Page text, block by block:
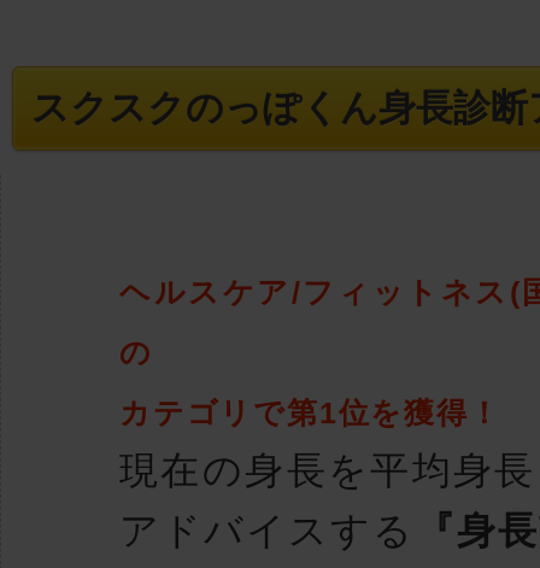
スクスクのっぽくん身長診断
ヘルスケア/フィットネス(
の
カテゴリで第1位を獲得！
現在の身長を平均身
アドバイスする
『身